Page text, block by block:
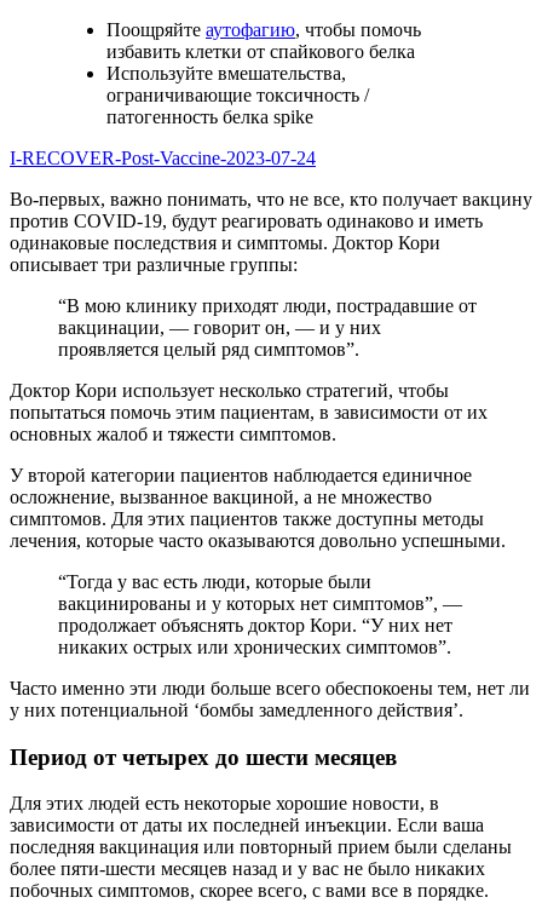
Поощряйте аутофагию, чтобы помочь
избавить клетки от спайкового белка
Используйте вмешательства,
ограничивающие токсичность /
патогенность белка spike
I-RECOVER-Post-Vaccine-2023-07-24
Во-первых, важно понимать, что не все, кто получает вакцину
против COVID-19, будут реагировать одинаково и иметь
одинаковые последствия и симптомы. Доктор Кори
описывает три различные группы:
“В мою клинику приходят люди, пострадавшие от
вакцинации, — говорит он, — и у них
проявляется целый ряд симптомов”.
Доктор Кори использует несколько стратегий, чтобы
попытаться помочь этим пациентам, в зависимости от их
основных жалоб и тяжести симптомов.
У второй категории пациентов наблюдается единичное
осложнение, вызванное вакциной, а не множество
симптомов. Для этих пациентов также доступны методы
лечения, которые часто оказываются довольно успешными.
“Тогда у вас есть люди, которые были
вакцинированы и у которых нет симптомов”, —
продолжает объяснять доктор Кори. “У них нет
никаких острых или хронических симптомов”.
Часто именно эти люди больше всего обеспокоены тем, нет ли
у них потенциальной ‘бомбы замедленного действия’.
Период от четырех до шести месяцев
Для этих людей есть некоторые хорошие новости, в
зависимости от даты их последней инъекции. Если ваша
последняя вакцинация или повторный прием были сделаны
более пяти-шести месяцев назад и у вас не было никаких
побочных симптомов, скорее всего, с вами все в порядке.